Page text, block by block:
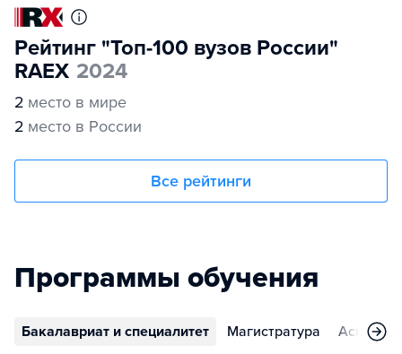
Рейтинг "Топ-100 вузов России"
RAEX 2024
2 место в мире
2 место в России
Все рейтинги
Программы обучения
Бакалавриат и специалитет Магистратура